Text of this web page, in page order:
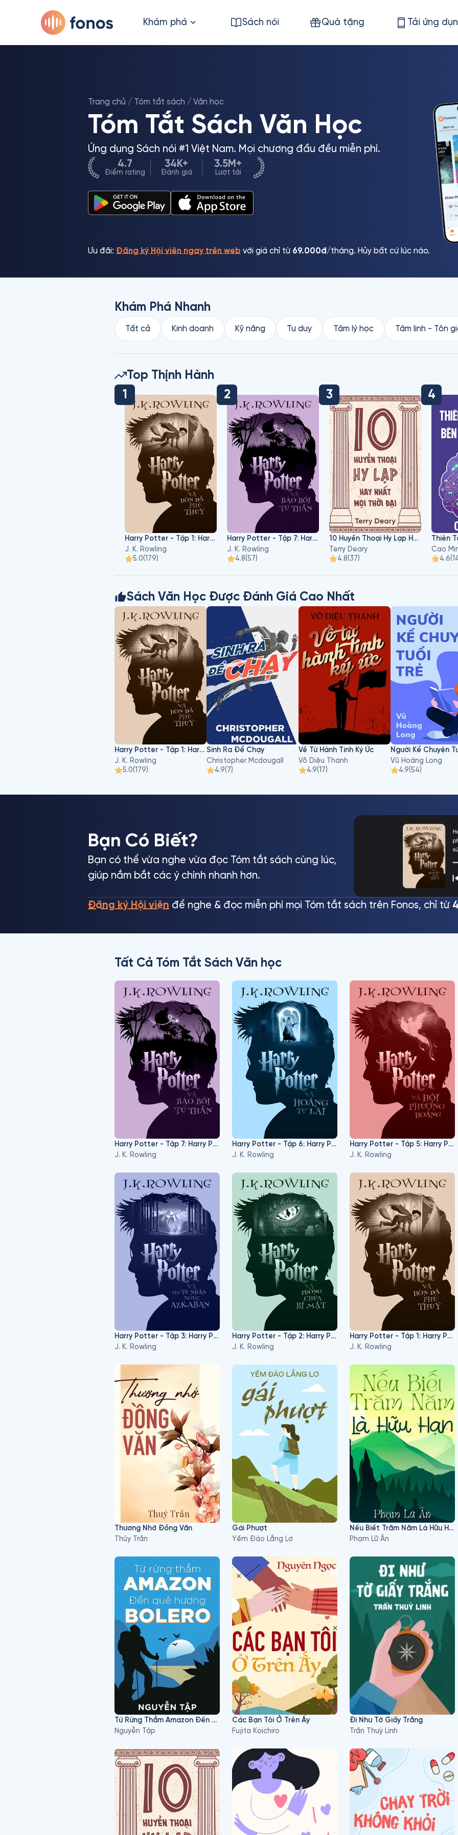
Khám phá Sách nói Quà tặng Tải ứng
Trang chủ / Tóm tắt sách / Văn học
Tóm Tắt Sách Văn Học
Ứng dụng Sách nói #1 Việt Nam. Mọi chương đầu đều miễn phí.
4.7
Điểm rating
34K+
Đánh giá
3.5M+
Lượt tải
Ưu đãi: Đăng ký Hội viên ngay trên web với giá chỉ từ 69.000đ /tháng. Hủy bất cứ lúc nào.
Khám Phá Nhanh
Tất cả Kinh doanh Kỹ năng Tư duy Tâm lý học Tâm linh - Tôn
Top Thịnh Hành
1
Harry Potter - Tập 1: Harry Potter Và Hòn Đá Phù Thủy
J. K. Rowling
5.0(179)
2
Harry Potter - Tập 7: Harry Potter Và Bảo Bối Tử Thần
J. K. Rowling
4.8(57)
3
10 Huyền Thoại Hy Lạp Hay Nhất Mọi Thời Đại
Terry Deary
4.8(37)
4
Cao
4.6(
Sách Văn Học Được Đánh Giá Cao Nhất
Harry Potter - Tập 1: Harry Potter Và Hòn Đá Phù Thủy
J. K. Rowling
5.0(179)
Sinh Ra Để Chạy
Christopher Mcdougall
4.9(7)
Về Từ Hành Tinh Ký Ức
Võ Diệu Thanh
4.9(17)
Người Kể Chuyện
Vũ Hoàng Long
4.9(54)
Bạn Có Biết?
Bạn có thể vừa nghe vừa đọc Tóm tắt sách cùng lúc,
giúp nắm bắt các ý chính nhanh hơn.
Đăng ký Hội viên để nghe & đọc miễn phí mọi Tóm tắt sách trên Fonos, chỉ từ
Tất Cả Tóm Tắt Sách Văn học
Harry Potter - Tập 7: Harry Potter Và Bảo Bối Tử Thần
J. K. Rowling
Harry Potter - Tập 6: Harry Potter Và Hoàng Tử Lai
J. K. Rowling
Harry Potter - Tập 5: Harry Potter Và Hội Phượng Hoàng
J. K. Rowling
Harry Potter - Tập 3: Harry Potter Và Tên Tù Nhân Ngục Azkaban
J. K. Rowling
Harry Potter - Tập 2: Harry Potter Và Phòng chứa Bí mật
J. K. Rowling
Harry Potter - Tập 1: Harry Potter Và Hòn Đá Phù Thủy
J. K. Rowling
Thương Nhớ Đồng Văn
Thủy Trần
Gái Phượt
Yếm Đào Lẳng Lơ
Nếu Biết Trăm Năm Là Hữu Hạn
Phạm Lữ Ân
Từ Rừng Thẳm Amazon Đến Quê Hương Bolero
Nguyễn Tập
Các Bạn Tôi Ở Trên Ấy
Fujita Koichiro
Đi Như Tờ Giấy Trắng
Trần Thuỳ Linh